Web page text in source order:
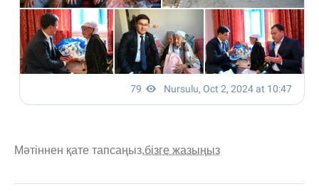
Мәтіннен қате тапсаңыз,бізге жазыңыз